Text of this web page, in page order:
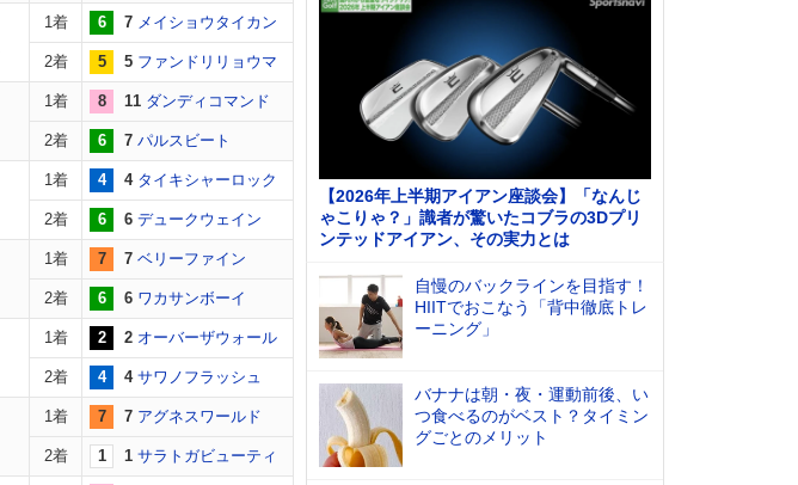
1着 6 7 メイショウタイカン
2着 5 5 ファンドリリョウマ
1着 8 11 ダンディコマンド
2着 6 7 パルスビート
1着 4 4 タイキシャーロック
2着 6 6 デュークウェイン
1着 7 7 ベリーファイン
2着 6 6 ワカサンボーイ
1着 2 2 オーバーザウォール
2着 4 4 サワノフラッシュ
1着 7 7 アグネスワールド
2着 1 1 サラトガビューティ
【2026年上半期アイアン座談会】「なんじ
ゃこりゃ？」識者が驚いたコブラの3Dプリ
ンテッドアイアン、その実力とは
自慢のバックラインを目指す！
HIITでおこなう「背中徹底トレ
ーニング」
バナナは朝・夜・運動前後、い
つ食べるのがベスト？タイミン
グごとのメリット